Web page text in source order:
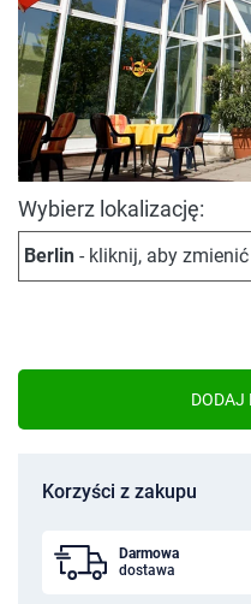
Wybierz lokalizację:
Berlin - kliknij, aby zmienić
DODAJ
Korzyści z zakupu
Darmowa
dostawa